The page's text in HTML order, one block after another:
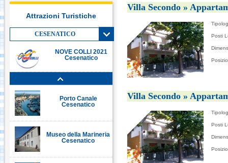
Attrazioni Turistiche
CESENATICO
NOVE COLLI 2021
Cesenatico
Le Navi Acquario -
Cattolica
Porto Canale
Cesenatico
Museo della Marineria
Cesenatico
Villa Secondo »
Posti
Villa Secondo »
Posti